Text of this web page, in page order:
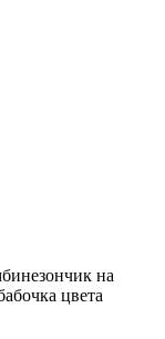
на
цвета